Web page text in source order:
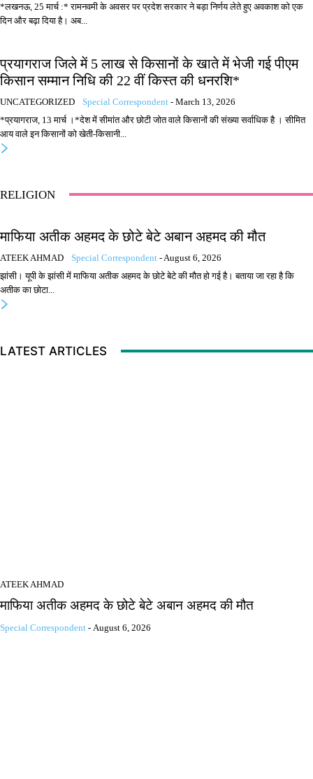
*लखनऊ, 25 मार्च :* रामनवमी के अवसर पर प्रदेश सरकार ने बड़ा निर्णय लेते हुए अवकाश को एक
दिन और बढ़ा दिया है। अब...
प्रयागराज जिले में 5 लाख से किसानों के खाते में भेजी गई पीएम
किसान सम्मान निधि की 22 वीं किस्त की धनरशि*
UNCATEGORIZED Special Correspondent - March 13, 2026
*प्रयागराज, 13 मार्च ।*देश में सीमांत और छोटी जोत वाले किसानों की संख्या सर्वाधिक है । सीमित
आय वाले इन किसानों को खेती-किसानी...
RELIGION
माफिया अतीक अहमद के छोटे बेटे अबान अहमद की मौत
ATEEK AHMAD Special Correspondent - August 6, 2026
झांसी। यूपी के झांसी में माफिया अतीक अहमद के छोटे बेटे की मौत हो गई है। बताया जा रहा है कि
अतीक का छोटा...
LATEST ARTICLES
ATEEK AHMAD
माफिया अतीक अहमद के छोटे बेटे अबान अहमद की मौत
Special Correspondent - August 6, 2026